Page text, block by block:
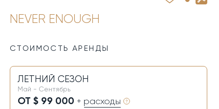
NEVER ENOUGH
СТОИМОСТЬ АРЕНДЫ
ЛЕТНИЙ СЕЗОН
Май - Сентябрь
ОТ $ 99 000 + расходы